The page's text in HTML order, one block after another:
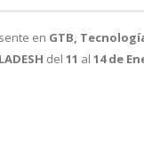
en GTB,
del 11 al 14 de